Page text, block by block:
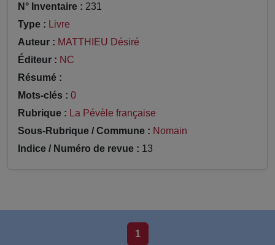
N° Inventaire : 231
Type : Livre
Auteur : MATTHIEU Désiré
Éditeur : NC
Résumé :
Mots-clés : 0
Rubrique : La Pévèle française
Sous-Rubrique / Commune : Nomain
Indice / Numéro de revue : 13
1